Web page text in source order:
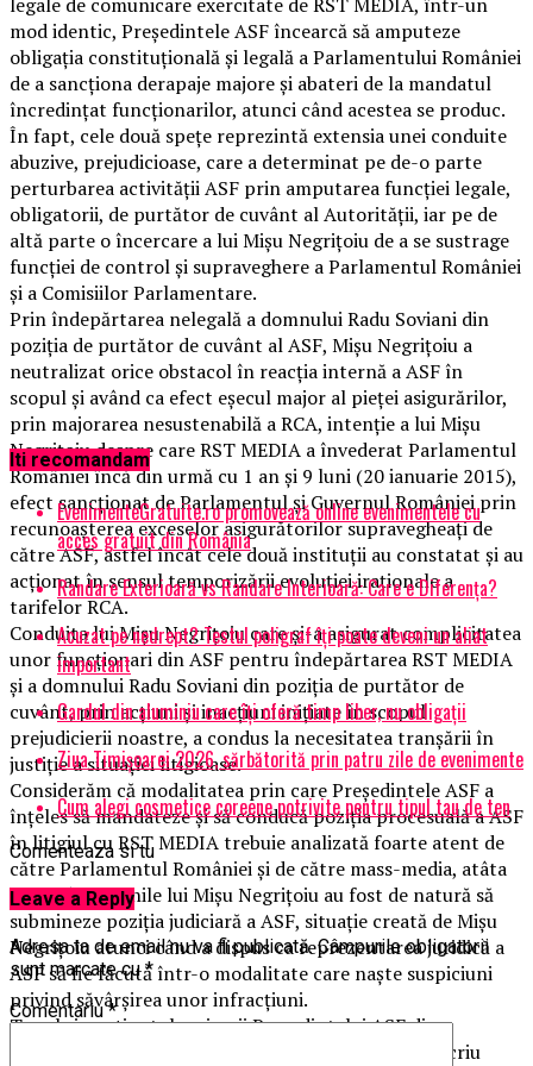
mod identic, Președintele ASF încearcă să amputeze
obligația constituțională și legală a Parlamentului României
de a sancționa derapaje majore și abateri de la mandatul
încredințat funcționarilor, atunci când acestea se produc.
În fapt, cele două spețe reprezintă extensia unei conduite
abuzive, prejudicioase, care a determinat pe de-o parte
perturbarea activității ASF prin amputarea funcției legale,
obligatorii, de purtător de cuvânt al Autorității, iar pe de
altă parte o încercare a lui Mișu Negrițoiu de a se sustrage
funcției de control și supraveghere a Parlamentul României
și a Comisiilor Parlamentare.
Prin îndepărtarea nelegală a domnului Radu Soviani din
poziția de purtător de cuvânt al ASF, Mișu Negrițoiu a
neutralizat orice obstacol în reacția internă a ASF în
scopul și având ca efect eșecul major al pieței asigurărilor,
prin majorarea nesustenabilă a RCA, intenție a lui Mișu
Negrițoiu despre care RST MEDIA a învederat Parlamentul
României încă din urmă cu 1 an și 9 luni (20 ianuarie 2015),
efect sancționat de Parlamentul și Guvernul României prin
recunoașterea exceselor asigurătorilor supravegheați de
către ASF, astfel încât cele două instituții au constatat și au
acționat în sensul temporizării evoluției iraționale a
tarifelor RCA.
Conduita lui Mișu Negrițoiu care și-a asigurat complicitatea
unor funcționari din ASF pentru îndepărtarea RST MEDIA
și a domnului Radu Soviani din poziția de purtător de
cuvânt, prin acțiuni și inacțiuni inițiate în scopul
prejudicierii noastre, a condus la necesitatea tranșării în
justiție a situației litigioase.
Considerăm că modalitatea prin care Președintele ASF a
înțeles să mandateze și să conducă poziția procesuală a ASF
în litigiul cu RST MEDIA trebuie analizată foarte atent de
către Parlamentul României și de către mass-media, atâta
timp cât acțiunile lui Mișu Negrițoiu au fost de natură să
submineze poziția judiciară a ASF, situație creată de Mișu
Negrițoiu atunci când a dispus ca reprezentarea juridică a
ASF să fie făcută într-o modalitate care naște suspiciuni
privind săvârșirea unor infracțiuni.
Tonul și conținutul scrisorii Președintelui ASF din
31.10.2016 către Parlamentul României se circumscriu
Iti recomandam
EvenimenteGratuite.ro promovează online evenimentele cu
acces gratuit din România
Randare Exterioară vs Randare Interioară: Care e Diferența?
Acuzat pe nedrept? Testul poligraf îţi poate deveni un aliat
important
Gardul din aluminiu care îți oferă timp liber, nu obligații
Ziua Timișoarei 2026, sărbătorită prin patru zile de evenimente
Cum alegi cosmetice coreene potrivite pentru tipul tau de ten
Comenteaza si tu
Leave a Reply
Adresa ta de email nu va fi publicată. Câmpurile obligatorii
sunt marcate cu*
Comentariu*